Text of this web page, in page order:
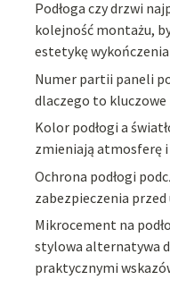
Podłoga czy drzwi
kolejność montażu,
estetykę wykończenia
Numer partii paneli
dlaczego to
Kolor podłogi a
zmieniają atmosferę
Ochrona podłogi
zabezpieczenia
Mikrocement na
stylowa alternatywa
praktycznymi